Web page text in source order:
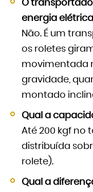
O
energia
Não. É um
os roletes
movimentada
gravidade,
montado
Qual a
Até 200 kgf no
distribuída
rolete).
Qual a